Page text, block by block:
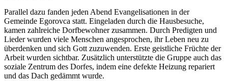
Parallel dazu fanden jeden Abend Evangelisationen in der
Gemeinde Egorovca statt. Eingeladen durch die Hausbesuche,
kamen zahlreiche Dorfbewohner zusammen. Durch Predigten und
Lieder wurden viele Menschen angesprochen, ihr Leben neu zu
überdenken und sich Gott zuzuwenden. Erste geistliche Früchte der
Arbeit wurden sichtbar. Zusätzlich unterstützte die Gruppe auch das
soziale Zentrum des Dorfes, indem eine defekte Heizung repariert
und das Dach gedämmt wurde.